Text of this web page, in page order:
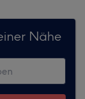
Nähe